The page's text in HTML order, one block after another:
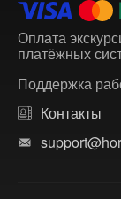
Оплата
платёжных
Поддержка
Контакты